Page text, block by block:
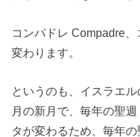
コンパドレ Compadre
変わります。
というのも、イスラエ
月の新月で、毎年の聖
タが変わるため、毎年